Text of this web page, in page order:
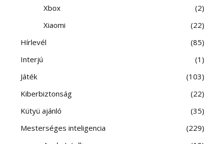
Xbox
2
Xiaomi
22
Hírlevél
85
Interjú
1
Játék
103
Kiberbiztonság
22
Kütyü ajánló
35
Mesterséges inteligencia
229